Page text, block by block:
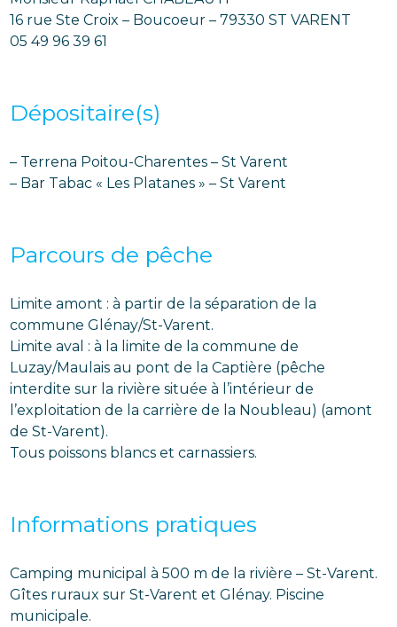
16 rue Ste Croix – Boucoeur – 79330 ST VARENT
05 49 96 39 61
Dépositaire(s)
– Terrena Poitou-Charentes – St Varent
– Bar Tabac « Les Platanes » – St Varent
Parcours de pêche
Limite amont : à partir de la séparation de la
commune Glénay/St-Varent.
Limite aval : à la limite de la commune de
Luzay/Maulais au pont de la Captière (pêche
interdite sur la rivière située à l’intérieur de
l’exploitation de la carrière de la Noubleau) (amont
de St-Varent).
Tous poissons blancs et carnassiers.
Informations pratiques
Camping municipal à 500 m de la rivière – St-Varent.
Gîtes ruraux sur St-Varent et Glénay. Piscine
municipale.